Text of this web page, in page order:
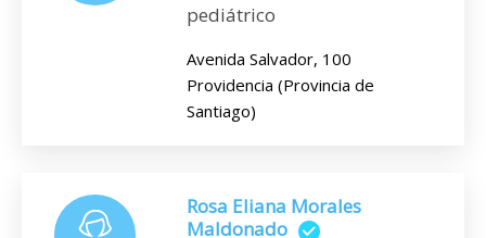
pediátrico
Avenida Salvador, 100
Providencia (Provincia de
Santiago)
Rosa Eliana Morales
Maldonado